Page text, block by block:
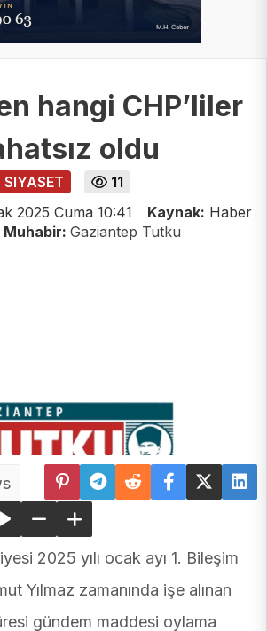
hangi CHP’liler
oldu
SIYASET
11
2025 Cuma 10:41 Kaynak: Haber
Muhabir: Gaziantep Tutku
2025 yılı ocak ayı 1. Bileşim
Yılmaz zamanında işe alınan
gündem maddesi oylama